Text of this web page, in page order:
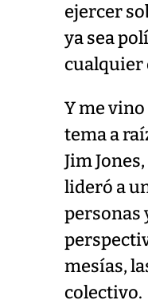
ejercer
ya sea
cualquier
Y me
tema a
Jim
lideró a
personas
mesías,
colectivo.